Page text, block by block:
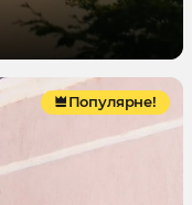
Популярне!